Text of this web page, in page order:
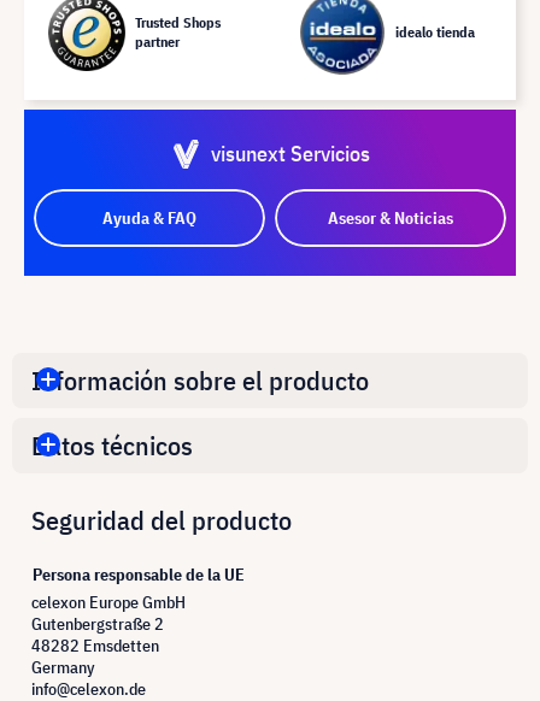
Trusted Shops
partner
idealo tienda
visunext Servicios
Ayuda & FAQ Asesor & Noticias
Información sobre el producto
Datos técnicos
Seguridad del producto
Persona responsable de la UE
celexon Europe GmbH
Gutenbergstraße 2
48282 Emsdetten
Germany
info@celexon.de